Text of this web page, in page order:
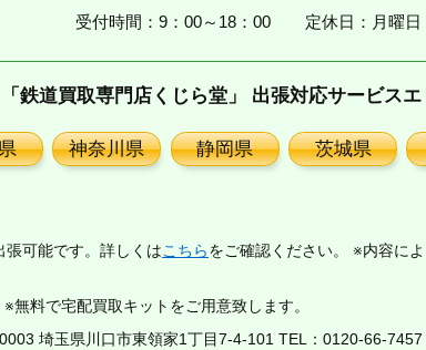
受付時間：9：00～18：00 定休日：月曜日
「鉄道買取専門店くじら堂」 出張対応サービス
神奈川県 静岡県 茨城県
可能です。詳しくはこちらをご確認ください。 ※内容に
料で宅配買取キットをご用意致します。
埼玉県川口市東領家1丁目7-4-101 TEL： 0120-66-7457